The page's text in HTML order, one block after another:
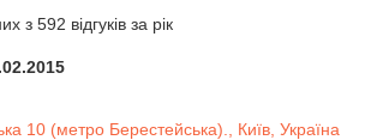
з 592 відгуків за рік
10 (метро Берестейська)., Київ, Україна